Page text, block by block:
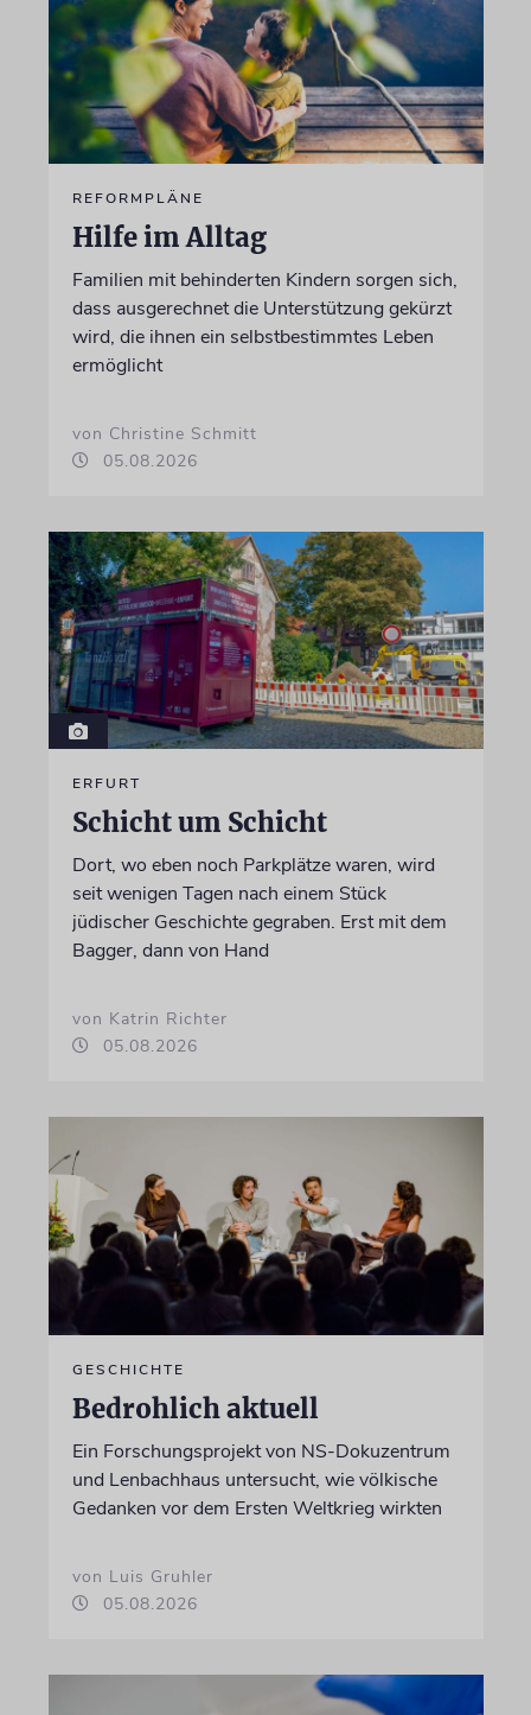
REFORMPLÄNE
Hilfe im Alltag
Familien mit behinderten Kindern sorgen sich,
dass ausgerechnet die Unterstützung gekürzt
wird, die ihnen ein selbstbestimmtes Leben
ermöglicht
von Christine Schmitt
05.08.2026
ERFURT
Schicht um Schicht
Dort, wo eben noch Parkplätze waren, wird
seit wenigen Tagen nach einem Stück
jüdischer Geschichte gegraben. Erst mit dem
Bagger, dann von Hand
von Katrin Richter
05.08.2026
GESCHICHTE
Bedrohlich aktuell
Ein Forschungsprojekt von NS-Dokuzentrum
und Lenbachhaus untersucht, wie völkische
Gedanken vor dem Ersten Weltkrieg wirkten
von Luis Gruhler
05.08.2026